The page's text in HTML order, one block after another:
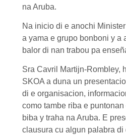
na Aruba.
Na inicio di e anochi
a yama e grupo bonboni y a
balor di nan trabou pa
Sra Cavril Martijn-Rombley,
SKOA a duna un
di e organisacion,
como tambe riba e
biba y traha na Aruba. E
clausura cu algun palabra di